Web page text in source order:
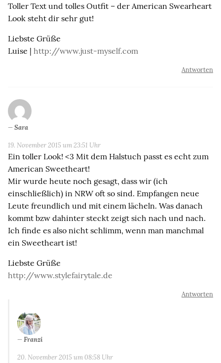
Toller Text und tolles Outfit – der American Swearheart
Look steht dir sehr gut!
Liebste Grüße
Luise | http://www.just-myself.com
Antworten
Sara
19. November 2015 um 23:51 Uhr
Ein toller Look! <3 Mit dem Halstuch passt es echt zum
American Sweetheart!
Mir wurde heute noch gesagt, dass wir (ich
einschließlich) in NRW oft so sind. Empfangen neue
Leute freundlich und mit einem lächeln. Was danach
kommt bzw dahinter steckt zeigt sich nach und nach.
Ich finde es also nicht schlimm, wenn man manchmal
ein Sweetheart ist!
Liebste Grüße
http://www.stylefairytale.de
Antworten
Franzi
20. November 2015 um 08:58 Uhr